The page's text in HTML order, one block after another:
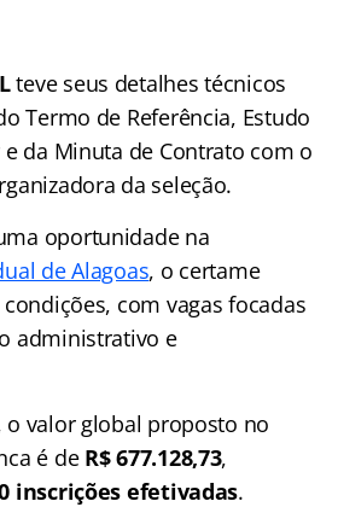
teve seus detalhes técnicos
Termo de Referência, Estudo
da Minuta de Contrato com o
da seleção.
oportunidade na
de Alagoas, o certame
com vagas focadas
administrativo e
o valor global proposto no
é de R$ 677.128,73,
inscrições efetivadas.